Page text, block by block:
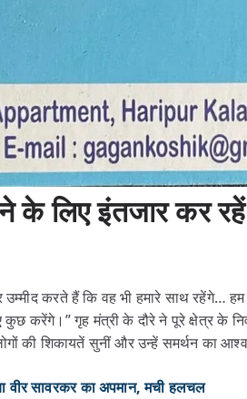
के लिए इंतजार कर
करते हैं कि वह भी हमारे साथ रहेंगे…
कुछ करेंगे।” गृह मंत्री के दौरे ने पूरे क्षेत्र के
की शिकायतें सुनीं और उन्हें समर्थन का
सावरकर का अपमान, मची हलचल